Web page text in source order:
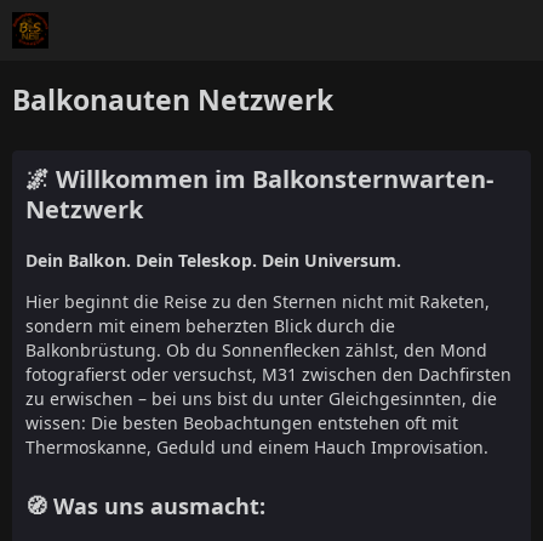
Balkonauten Netzwerk
🌌 Willkommen im Balkonsternwarten-
Netzwerk
Dein Balkon. Dein Teleskop. Dein Universum.
Hier beginnt die Reise zu den Sternen nicht mit Raketen,
sondern mit einem beherzten Blick durch die
Balkonbrüstung. Ob du Sonnenflecken zählst, den Mond
fotografierst oder versuchst, M31 zwischen den Dachfirsten
zu erwischen – bei uns bist du unter Gleichgesinnten, die
wissen: Die besten Beobachtungen entstehen oft mit
Thermoskanne, Geduld und einem Hauch Improvisation.
🧭 Was uns ausmacht: